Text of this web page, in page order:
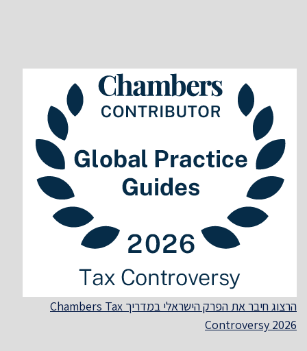
הרצוג חיבר את הפרק הישראלי במדריך Chambers Tax
Controversy 2026